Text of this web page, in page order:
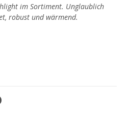
im Sortiment. Unglaublich
robust und wärmend.